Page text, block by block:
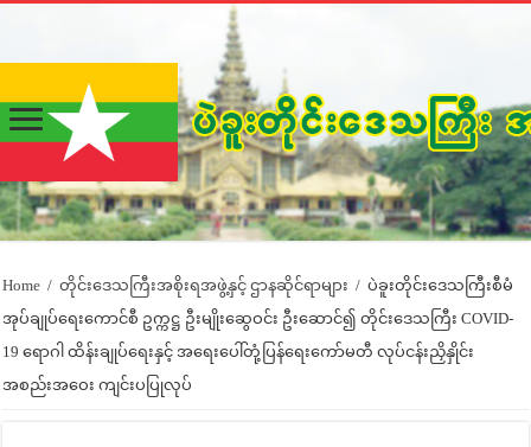
Home / တိုင်းဒေသကြီးအစိုးရအဖွဲ့နှင့် ဌာနဆိုင်ရာများ / ပဲခူးတိုင်းဒေသကြီးစီမံ
အုပ်ချုပ်ရေးကောင်စီ ဥက္ကဋ္ဌ ဦးမျိုးဆွေဝင်း ဦးဆောင်၍ တိုင်းဒေသကြီး COVID-
19 ရောဂါ ထိန်းချုပ်ရေးနှင့် အရေးပေါ်တုံ့ပြန်ရေးကော်မတီ လုပ်ငန်းညှိနှိုင်း
အစည်းအဝေး ကျင်းပပြုလုပ်